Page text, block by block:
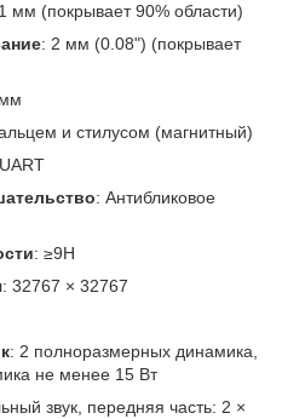
мм (покрывает 90% области)
: 2 мм (0.08") (покрывает
и стилусом (магнитный)
: Антибликовое
: ≥9H
: 32767 × 32767
: 2 полноразмерных динамика,
не менее 15 Вт
звук, передняя часть: 2 ×